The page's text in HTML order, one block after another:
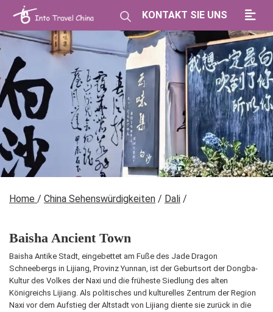
KONTAKT SIE UNS
Home / China Sehenswürdigkeiten / Dali /
Baisha Ancient Town
Baisha Antike Stadt, eingebettet am Fuße des Jade Dragon
Schneebergs in Lijiang, Provinz Yunnan, ist der Geburtsort der Dongba-
Kultur des Volkes der Naxi und die früheste Siedlung des alten
Königreichs Lijiang. Als politisches und kulturelles Zentrum der Region
Naxi vor dem Aufstieg der Altstadt von Lijiang diente sie zurück in die